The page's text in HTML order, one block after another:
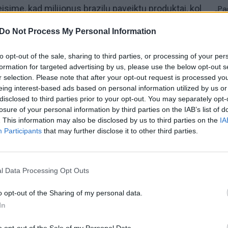
Do Not Process My Personal Information
opt-out of the sale, sharing to third parties, or processing of your
for targeted advertising by us, please use the below opt-out
selection. Please note that after your opt-out request is processed
interest-based ads based on personal information utilized by us
to third parties prior to your opt-out. You may separately
of your personal information by third parties on the IAB’s list of
This information may also be disclosed by us to third parties on the
Participants that may further disclose it to other third parties.
Data Processing Opt Outs
opt-out of the Sharing of my personal data.
kad milijonus brazilų paveiktų produktai, kol
saugumo ir veiksmingumo“, – sakė
Antonio Barra Torresas. „Anvisa“ nurodė, kad
dėl vakcinos, kurios dar
(EVA), nei Jungtinių Valstijų maisto ir vaistų
Koronaviruso vakcina Sputnik Rusija
Video